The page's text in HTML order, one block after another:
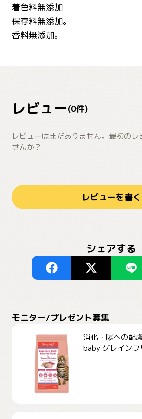
着色料無添加
保存料無添加。
香料無添加。
レビュー(0件)
レビューはまだありません。最初のレ
せんか？
レビューを書く
シェアする
モニター/プレゼント募集
消化・腸への配
baby グレインフ